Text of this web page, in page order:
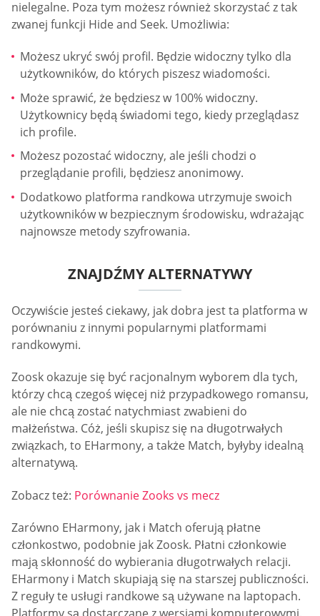
nielegalne. Poza tym możesz również skorzystać z tak
zwanej funkcji Hide and Seek. Umożliwia:
Możesz ukryć swój profil. Będzie widoczny tylko dla
użytkowników, do których piszesz wiadomości.
Może sprawić, że będziesz w 100% widoczny.
Użytkownicy będą świadomi tego, kiedy przeglądasz
ich profile.
Możesz pozostać widoczny, ale jeśli chodzi o
przeglądanie profili, będziesz anonimowy.
Dodatkowo platforma randkowa utrzymuje swoich
użytkowników w bezpiecznym środowisku, wdrażając
najnowsze metody szyfrowania.
ZNAJDŹMY ALTERNATYWY
Oczywiście jesteś ciekawy, jak dobra jest ta platforma w
porównaniu z innymi popularnymi platformami
randkowymi.
Zoosk okazuje się być racjonalnym wyborem dla tych,
którzy chcą czegoś więcej niż przypadkowego romansu,
ale nie chcą zostać natychmiast zwabieni do
małżeństwa. Cóż, jeśli skupisz się na długotrwałych
związkach, to EHarmony, a także Match, byłyby idealną
alternatywą.
Zobacz też: Porównanie Zooks vs mecz
Zarówno EHarmony, jak i Match oferują płatne
członkostwo, podobnie jak Zoosk. Płatni członkowie
mają skłonność do wybierania długotrwałych relacji.
EHarmony i Match skupiają się na starszej publiczności.
Z reguły te usługi randkowe są używane na laptopach.